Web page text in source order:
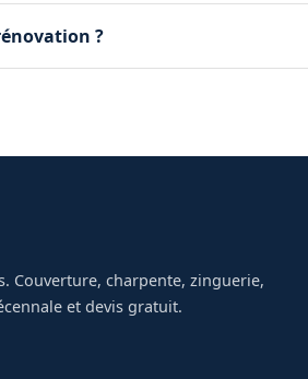
?
Couverture, charpente, zinguerie,
et devis gratuit.